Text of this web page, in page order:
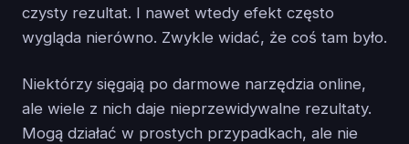
czysty rezultat. I nawet wtedy efekt często
wygląda nierówno. Zwykle widać, że coś tam było.
Niektórzy sięgają po darmowe narzędzia online,
ale wiele z nich daje nieprzewidywalne rezultaty.
Mogą działać w prostych przypadkach, ale nie